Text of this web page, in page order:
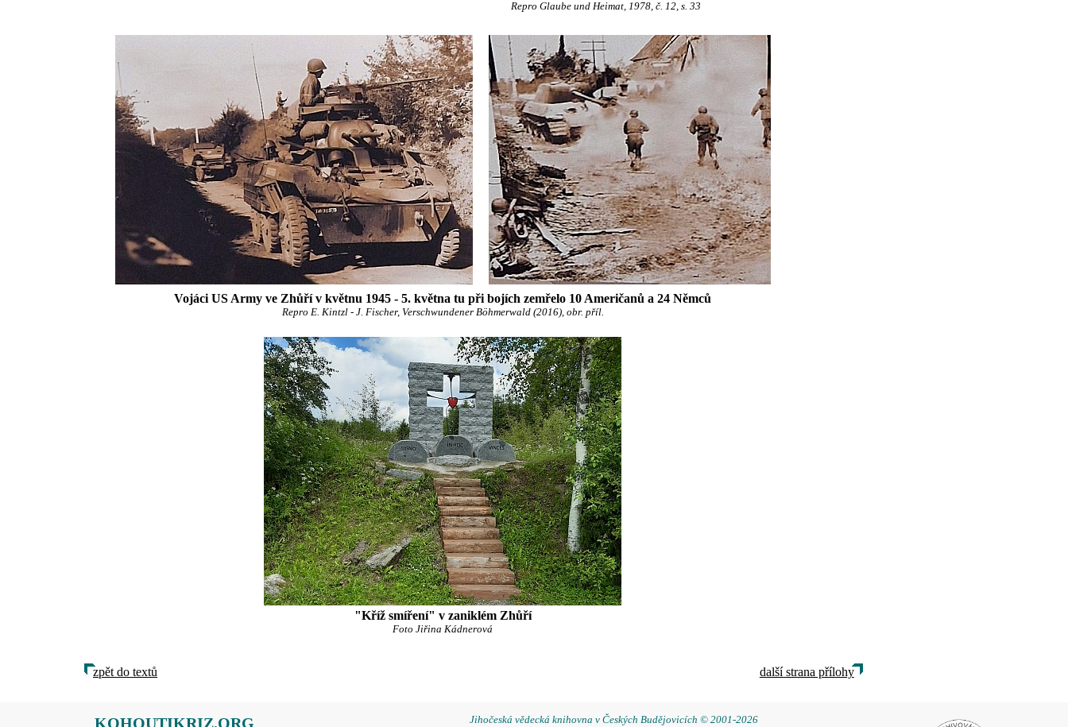
Repro Glaube und Heimat, 1978, č. 12, s. 33
Vojáci US Army ve Zhůří v květnu 1945 - 5. května tu při bojích zemřelo 10 Američanů a 24 Němců
Repro E. Kintzl - J. Fischer, Verschwundener Böhmerwald (2016), obr. příl.
"Kříž smíření" v zaniklém Zhůří
Foto Jiřina Kádnerová
zpět do textů další strana přílohy
KOHOUTIKRIZ.ORG Jihočeská vědecká knihovna v Českých Budějovicích © 2001-2026